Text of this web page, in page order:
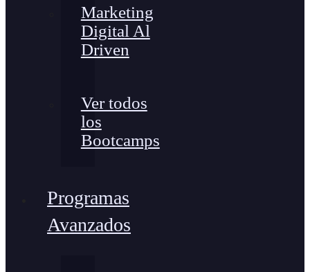
Marketing
Digital Al
Driven
Ver todos
los
Bootcamps
Programas
Avanzados